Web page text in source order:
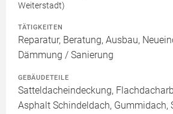
Weiterstadt)
TÄTIGKEITEN
Reparatur, Beratung, Ausbau,
Dämmung / Sanierung
GEBÄUDETEILE
Satteldacheindeckung,
Asphalt Schindeldach, Gummidach,